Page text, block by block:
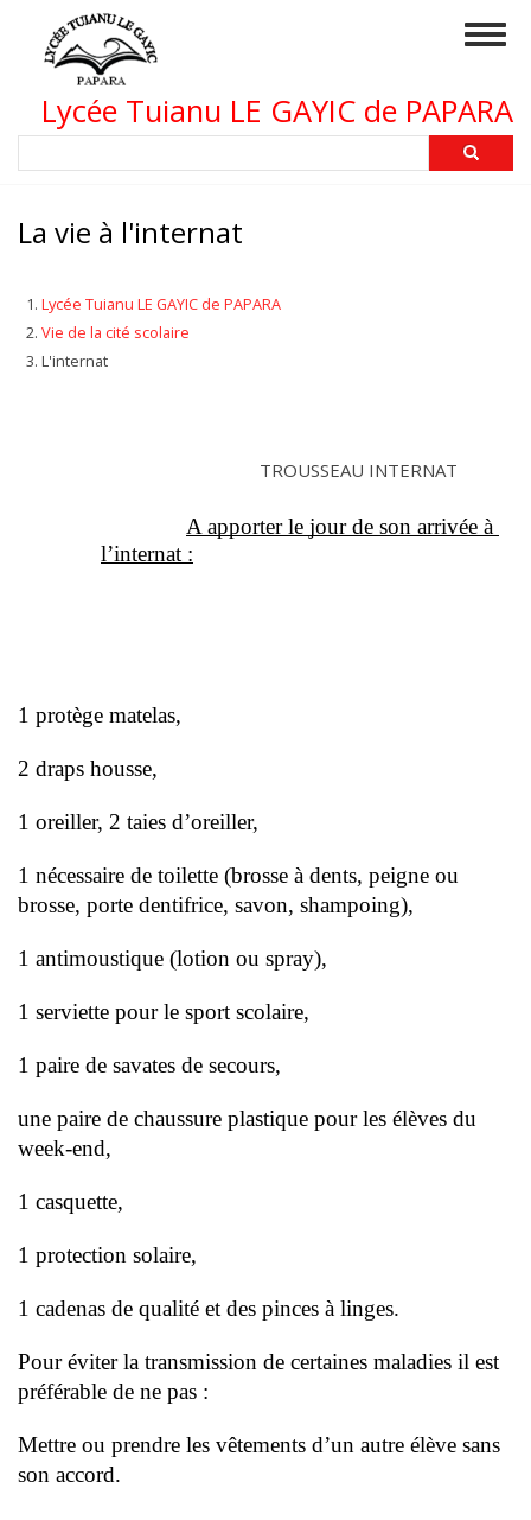
contenu
principalLycée Tuianu LE GAYIC de PAPARA
La vie à l'internat
Lycée Tuianu LE GAYIC de PAPARA
Vie de la cité scolaire
L'internat
TROUSSEAU INTERNAT
A apporter le jour de son arrivée à
l’internat :
1 protège matelas,
2 draps housse,
1 oreiller, 2 taies d’oreiller,
1 nécessaire de toilette (brosse à dents, peigne ou
brosse, porte dentifrice, savon, shampoing),
1 antimoustique (lotion ou spray),
1 serviette pour le sport scolaire,
1 paire de savates de secours,
une paire de chaussure plastique pour les élèves du
week-end,
1 casquette,
1 protection solaire,
1 cadenas de qualité et des pinces à linges.
Pour éviter la transmission de certaines maladies il est
préférable de ne pas :
Mettre ou prendre les vêtements d’un autre élève sans
son accord.